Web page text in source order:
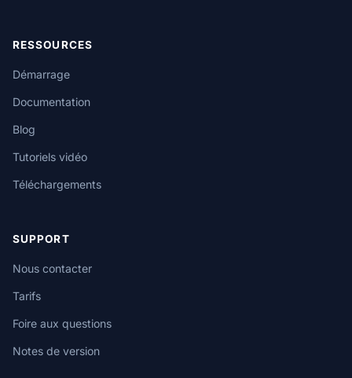
RESSOURCES
Démarrage
Documentation
Blog
Tutoriels vidéo
Téléchargements
SUPPORT
Nous contacter
Tarifs
Foire aux questions
Notes de version